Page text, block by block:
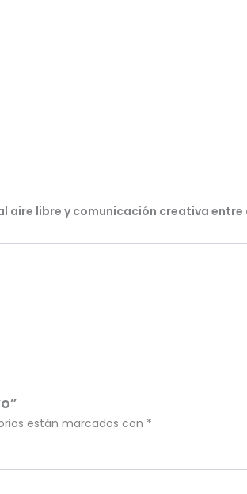
libre y comunicación creativa entre
están marcados con *